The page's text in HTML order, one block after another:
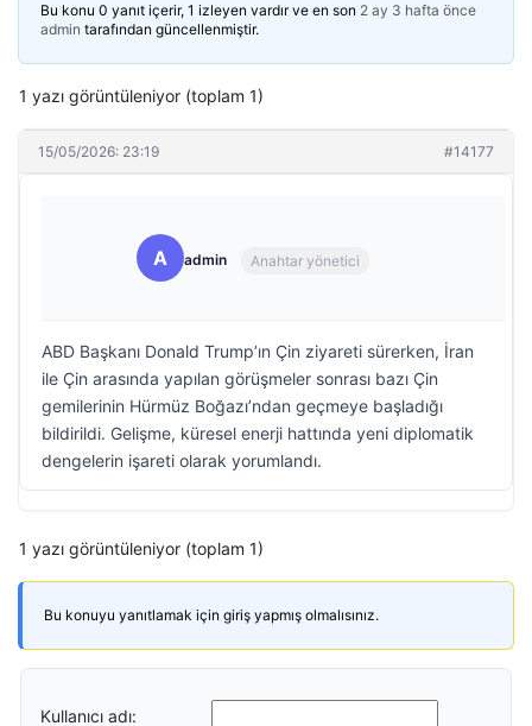
Bu konu 0 yanıt içerir, 1 izleyen vardır ve en son 2 ay 3 hafta önce
admin tarafından güncellenmiştir.
1 yazı görüntüleniyor (toplam 1)
15/05/2026: 23:19 #14177
A admin Anahtar yönetici
ABD Başkanı Donald Trump’ın Çin ziyareti sürerken, İran
ile Çin arasında yapılan görüşmeler sonrası bazı Çin
gemilerinin Hürmüz Boğazı’ndan geçmeye başladığı
bildirildi. Gelişme, küresel enerji hattında yeni diplomatik
dengelerin işareti olarak yorumlandı.
1 yazı görüntüleniyor (toplam 1)
Bu konuyu yanıtlamak için giriş yapmış olmalısınız.
Kullanıcı adı: